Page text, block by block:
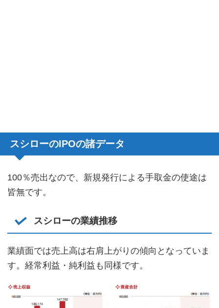
スシローのIPOの諸データ
100％売出なので、新規発行による手取金の使途は
皆無です。
スシローの業績推移
業績面では売上高は右肩上がりの傾向となっていま
す。経常利益・純利益も同様です。